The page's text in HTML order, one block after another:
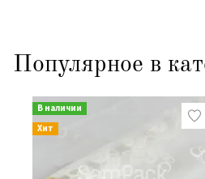
Популярное в
В наличии
Хит